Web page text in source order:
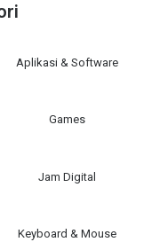
Aplikasi & Software
Games
Jam Digital
Keyboard & Mouse